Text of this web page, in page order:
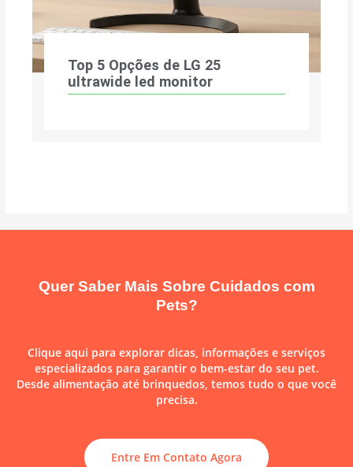
Top 5 Opções de LG 25
ultrawide led monitor
Quer Saber Mais Sobre Cuidados com
Pets?
Clique aqui para explorar dicas, informações e serviços
especializados para garantir o bem-estar do seu pet.
Desde alimentação até brinquedos, temos tudo o que você
precisa.
Entre Em Contato Agora